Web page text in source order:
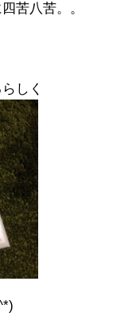
苦八苦。。
しく